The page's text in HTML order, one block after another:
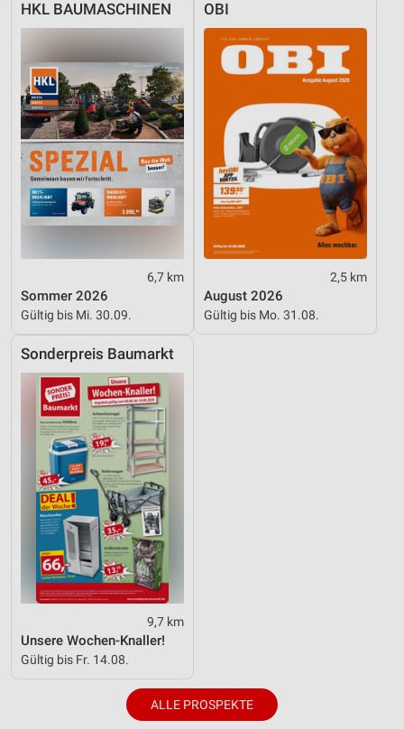
HKL BAUMASCHINEN
6,7 km
Sommer 2026
Gültig bis Mi. 30.09.
OBI
2,5 km
August 2026
Gültig bis Mo. 31.08.
Sonderpreis Baumarkt
9,7 km
Unsere Wochen-Knaller!
Gültig bis Fr. 14.08.
ALLE PROSPEKTE